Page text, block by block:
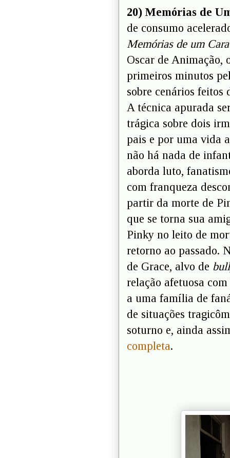
20) Memórias de
de consumo
Memórias de um
Oscar de Animação,
primeiros minutos
sobre cenários feitos
A técnica apurada
trágica sobre dois
pais e por uma vida
não há nada de
aborda luto,
com franqueza
partir da morte de
que se torna sua
Pinky no leito de
retorno ao passado.
de Grace, alvo de
relação afetuosa
a uma família de
de situações
soturno e, ainda
completa.